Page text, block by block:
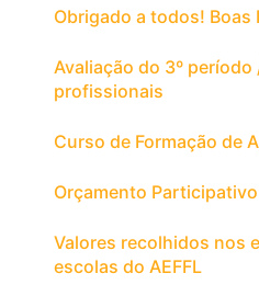
Obrigado a todos! Boas
Avaliação do 3º período
profissionais
Curso de Formação de
Orçamento
Valores recolhidos nos
escolas do AEFFL